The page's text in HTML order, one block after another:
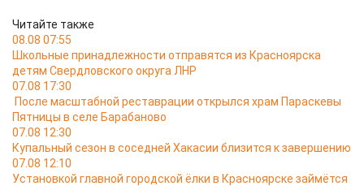
Читайте также
08.08 07:55
Школьные принадлежности отправятся из Красноярска
детям Свердловского округа ЛНР
07.08 17:30
После масштабной реставрации открылся храм Параскевы
Пятницы в селе Барабаново
07.08 12:30
Купальный сезон в соседней Хакасии близится к завершению
07.08 12:10
Установкой главной городской ёлки в Красноярске займётся